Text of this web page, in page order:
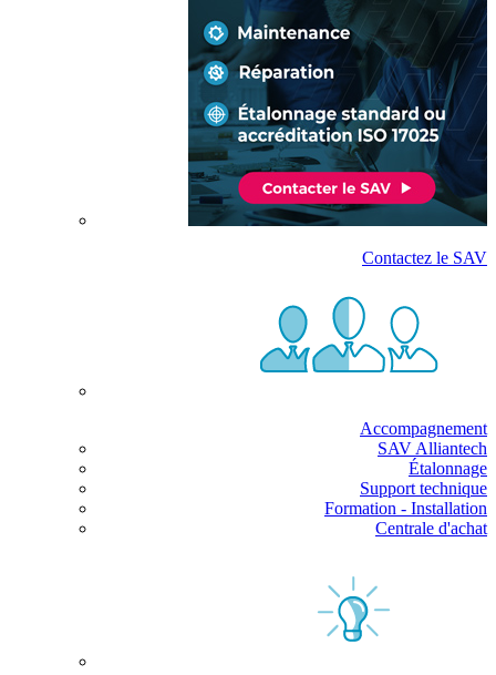
Contactez le SAV
Accompagnement
SAV Alliantech
Étalonnage
Support technique
Formation - Installation
Centrale d'achat